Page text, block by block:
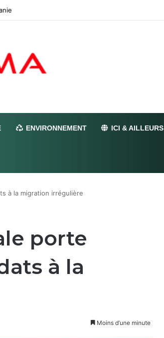
les quarts de finale
ENVIRONNEMENT ICI & AILLEURS
à la migration irrégulière
porte
à la
Moins d’une minute